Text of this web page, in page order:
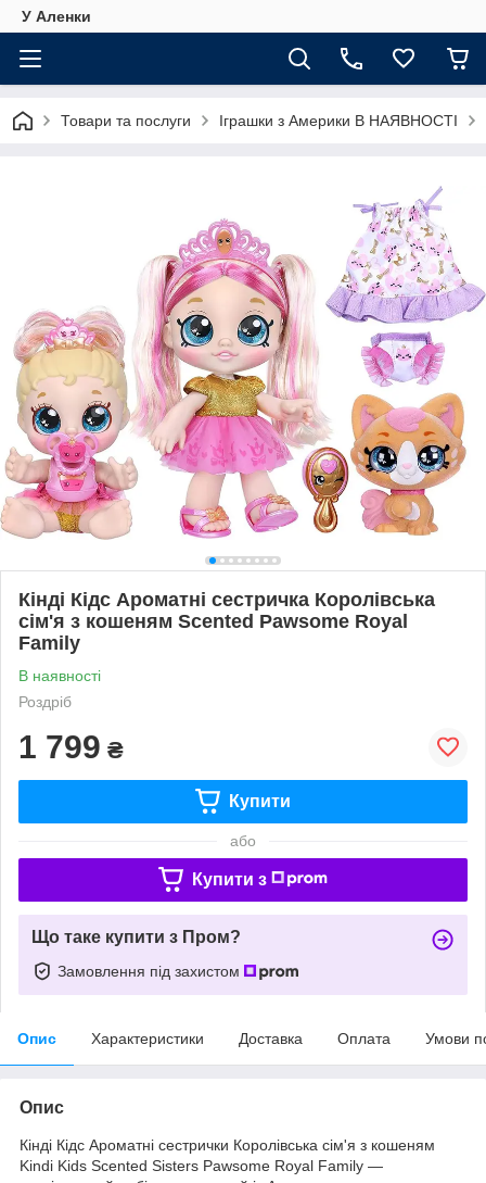
У Аленки
Товари та послуги Іграшки з Америки В НАЯВНОСТІ
Кінді Кідс Ароматні сестричка Королівська
сім'я з кошеням Scented Pawsome Royal
Family
В наявності
Роздріб
1 799 ₴
Купити
або
Купити з
Що таке купити з Пром?
Замовлення під захистом
Опис Характеристики Доставка Оплата Умови
Опис
Кінді Кідс Ароматні сестрички Королівська сім'я з кошеням
Kindi Kids Scented Sisters Pawsome Royal Family —